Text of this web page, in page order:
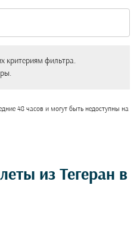
критериям фильтра.
48 часов и могут быть недоступны на
из Тегеран в